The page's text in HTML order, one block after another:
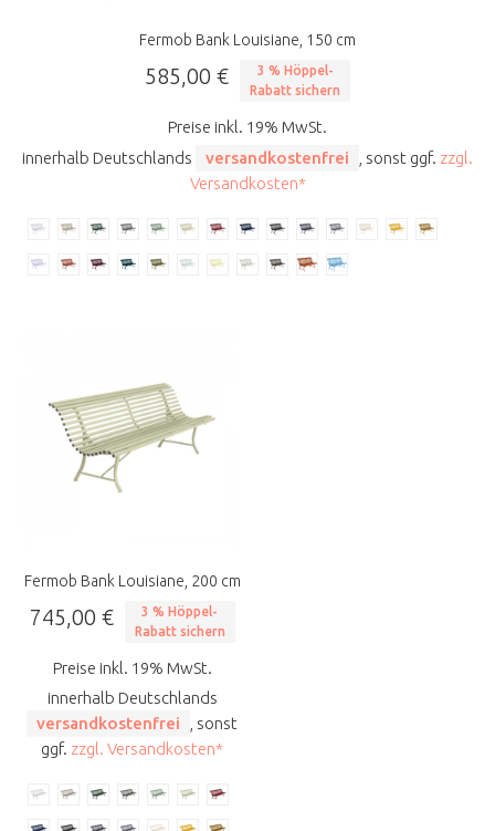
Fermob Bank Louisiane, 150 cm
585,00 €
3 % Höppel-
Rabatt sichern
Preise inkl. 19% MwSt.
innerhalb Deutschlands
versandkostenfrei , sonst ggf. zzgl.
Versandkosten*
Fermob Bank Louisiane, 200 cm
745,00 €
3 % Höppel-
Rabatt sichern
Preise inkl. 19% MwSt.
innerhalb Deutschlands
versandkostenfrei
, sonst
ggf. zzgl. Versandkosten*